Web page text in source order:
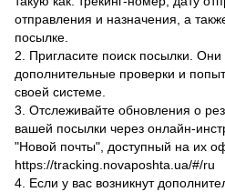
отправления и назначения, а
посылке.
2. Пригласите поиск посылки. Они
дополнительные проверки и
своей системе.
3. Отслеживайте обновления о
вашей посылки через онлайн-
"Новой почты", доступный на их
https://tracking.novaposhta.ua/#/ru
4. Если у вас возникнут